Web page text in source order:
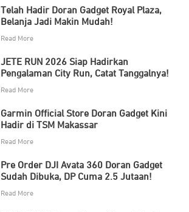
Telah Hadir Doran Gadget Royal Plaza,
Belanja Jadi Makin Mudah!
Read More
JETE RUN 2026 Siap Hadirkan
Pengalaman City Run, Catat Tanggalnya!
Read More
Garmin Official Store Doran Gadget Kini
Hadir di TSM Makassar
Read More
Pre Order DJI Avata 360 Doran Gadget
Sudah Dibuka, DP Cuma 2.5 Jutaan!
Read More